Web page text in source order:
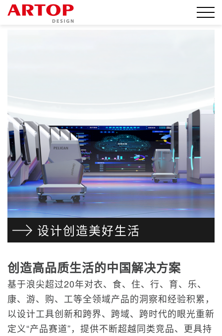
设计创造美好生活
创造高品质生活的中国解决方案
基于浪尖超过20年对衣、食、住、行、育、乐、
康、游、购、工等全领域产品的洞察和经验积累，
以设计工具创新和跨界、跨域、跨时代的眼光重新
定义“产品赛道”，提供不断超越同类竞品、更具持